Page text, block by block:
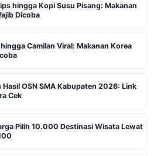
hingga Kopi Susu Pisang: Makanan
Dicoba
Camilan Viral: Makanan Korea
Hasil OSN SMA Kabupaten 2026: Link
Cek
Pilih 10.000 Destinasi Wisata Lewat